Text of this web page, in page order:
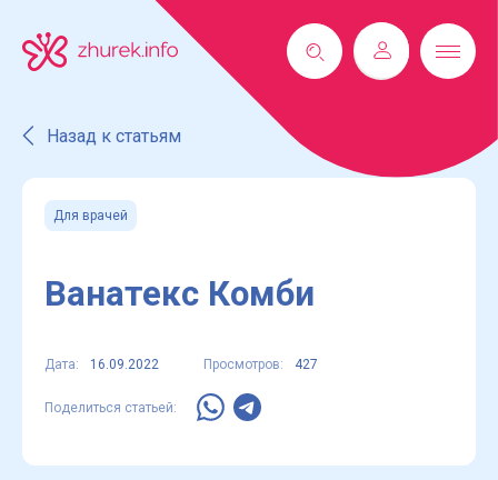
Назад к статьям
Для врачей
Ванатекс Комби
Дата: 16.09.2022 Просмотров: 427
Поделиться статьей: